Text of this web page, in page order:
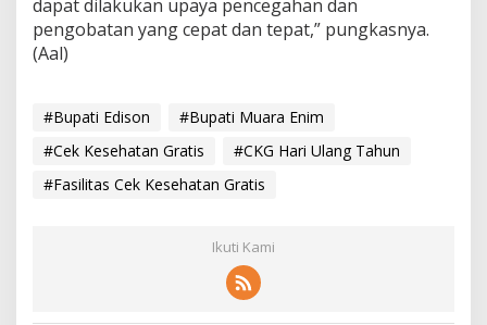
dapat dilakukan upaya pencegahan dan
pengobatan yang cepat dan tepat,” pungkasnya.
(Aal)
#Bupati Edison
#Bupati Muara Enim
#Cek Kesehatan Gratis
#CKG Hari Ulang Tahun
#Fasilitas Cek Kesehatan Gratis
Ikuti Kami